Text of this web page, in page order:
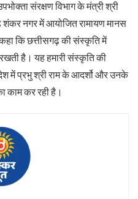
संरक्षण विभाग के मंत्री श्री
नगर में आयोजित रामायण मानस
कि छत्तीसगढ़ की संस्कृति में
है। यह हमारी संस्कृति की
में प्रभु श्री राम के आदर्शो और उनके
काम कर रही है।